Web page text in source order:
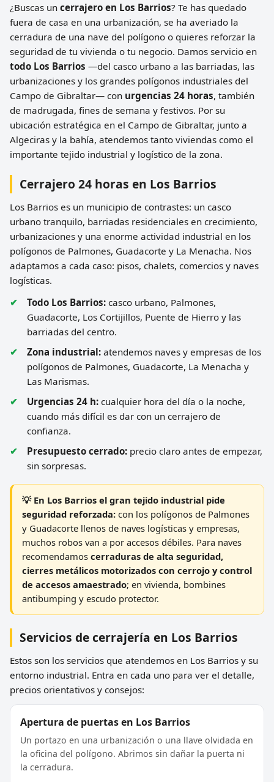
¿Buscas un cerrajero en Los Barrios? Te has quedado
fuera de casa en una urbanización, se ha averiado la
cerradura de una nave del polígono o quieres reforzar la
seguridad de tu vivienda o tu negocio. Damos servicio en
todo Los Barrios —del casco urbano a las barriadas, las
urbanizaciones y los grandes polígonos industriales del
Campo de Gibraltar— con urgencias 24 horas, también
de madrugada, fines de semana y festivos. Por su
ubicación estratégica en el Campo de Gibraltar, junto a
Algeciras y la bahía, atendemos tanto viviendas como el
importante tejido industrial y logístico de la zona.
Cerrajero 24 horas en Los Barrios
Los Barrios es un municipio de contrastes: un casco
urbano tranquilo, barriadas residenciales en crecimiento,
urbanizaciones y una enorme actividad industrial en los
polígonos de Palmones, Guadacorte y La Menacha. Nos
adaptamos a cada caso: pisos, chalets, comercios y naves
logísticas.
Todo Los Barrios: casco urbano, Palmones,
Guadacorte, Los Cortijillos, Puente de Hierro y las
barriadas del centro.
Zona industrial: atendemos naves y empresas de los
polígonos de Palmones, Guadacorte, La Menacha y
Las Marismas.
Urgencias 24 h: cualquier hora del día o la noche,
cuando más difícil es dar con un cerrajero de
confianza.
Presupuesto cerrado: precio claro antes de empezar,
sin sorpresas.
💡 En Los Barrios el gran tejido industrial pide
seguridad reforzada: con los polígonos de Palmones
y Guadacorte llenos de naves logísticas y empresas,
muchos robos van a por accesos débiles. Para naves
recomendamos cerraduras de alta seguridad,
cierres metálicos motorizados con cerrojo y control
de accesos amaestrado; en vivienda, bombines
antibumping y escudo protector.
Servicios de cerrajería en Los Barrios
Estos son los servicios que atendemos en Los Barrios y su
entorno industrial. Entra en cada uno para ver el detalle,
precios orientativos y consejos:
Apertura de puertas en Los Barrios
Un portazo en una urbanización o una llave olvidada en
la oficina del polígono. Abrimos sin dañar la puerta ni
la cerradura.